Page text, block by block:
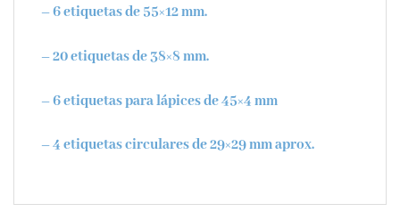
– 6 etiquetas de 55×12 mm.
– 20 etiquetas de 38×8 mm.
– 6 etiquetas para lápices de 45×4 mm
– 4 etiquetas circulares de 29×29 mm aprox.